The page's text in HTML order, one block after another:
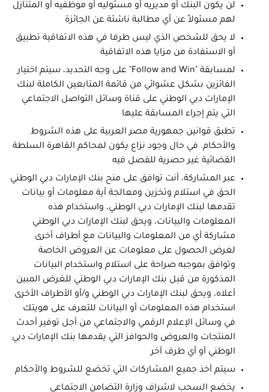
لن يكون البنك أو مديريه أو مسئوليه أو موظفيه أو المتنازل
لهم مسئولاً عن أي مطالبة ناشئة عن الجائزة
لا يحق للشخص الذي ليس طرفا في هذه الاتفاقية تطبيق
أو الاستفادة من مزايا هذه الاتفاقية
لمسابقة "Follow and Win" على وجه التحديد، سيتم اختيار
الفائزين بشكل عشوائي من قائمة المتابعين الكاملة لبنك
الإمارات دبي الوطني على قناة وسائل التواصل الاجتماعي
التي يتم إجراء المسابقة عليها
تطبق قوانين جمهورية مصر العربية على هذه الشروط
والأحكام. في حال وجود نزاع يكون لمحاكم القاهرة السلطة
القضائية غير حصرية للفصل فيه
عبر المشاركة، أنت توافق على منح بنك الإمارات دبي الوطني
الحق في استلام وتخزين ومعالجة أية معلومات أو بيانات
تقدمها لبنك الإمارات دبي الوطني، واستخدام هذه
المعلومات والبيانات، ويحق لبنك الإمارات دبي الوطني
مشاركة أي من المعلومات والبيانات مع أطراف أخرى
لغرض الحصول على معلومات عن العروض الخاصة
وتوافق بموجبه صراحة على استلام واستخدام البيانات
المذكورة من قبل بنك الإمارات دبي الوطني للغرض المبين
أعلاه، ويحق لبنك الإمارات دبي الوطني و/أو الأطراف الأخرى
استخدام هذه المعلومات أو البيانات للتعرف على هويتك
في وسائل الإعلام الرقمي والاجتماعي من أجل توفير أحدث
المنتجات والعروض والحوافز التي يقدمها بنك الإمارات دبي
الوطني أو أي طرف آخر
سيتم أخذ جميع المشاركات التي تخضع للشروط والأحكام
يخضع السحب لاشراف وزارة التضامن الاجتماعي